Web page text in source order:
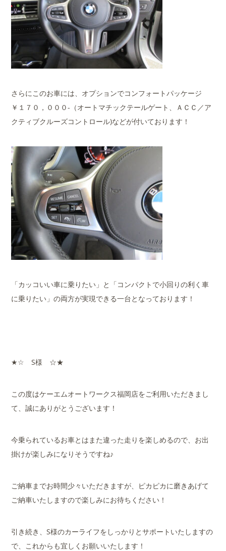
さらにこのお車には、オプションでコンフォートパッケージ
￥１７０，０００-（オートマチックテールゲート、ＡＣＣ／ア
クティブクルーズコントロール)などが付いております！
「カッコいい車に乗りたい」と「コンパクトで小回りの利く車
に乗りたい」の両方が実現できる一台となっております！
★☆ S様 ☆★
この度はケーエムオートワークス福岡店をご利用いただきまし
て、誠にありがとうございます！
今乗られているお車とはまた違った走りを楽しめるので、お出
掛けが楽しみになりそうですね♪
ご納車までお時間少々いただきますが、ピカピカに磨きあげて
ご納車いたしますので楽しみにお待ちください！
引き続き、S様のカーライフをしっかりとサポートいたしますの
で、これからも宜しくお願いいたします！